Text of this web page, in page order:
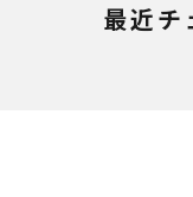
最近チ